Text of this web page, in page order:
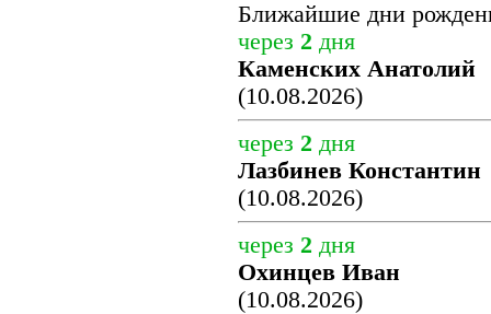
Ближайшие дни
через 2 дня
Каменских Анатолий
(10.08.2026)
через 2 дня
Лазбинев Константин
(10.08.2026)
через 2 дня
Охинцев Иван
(10.08.2026)